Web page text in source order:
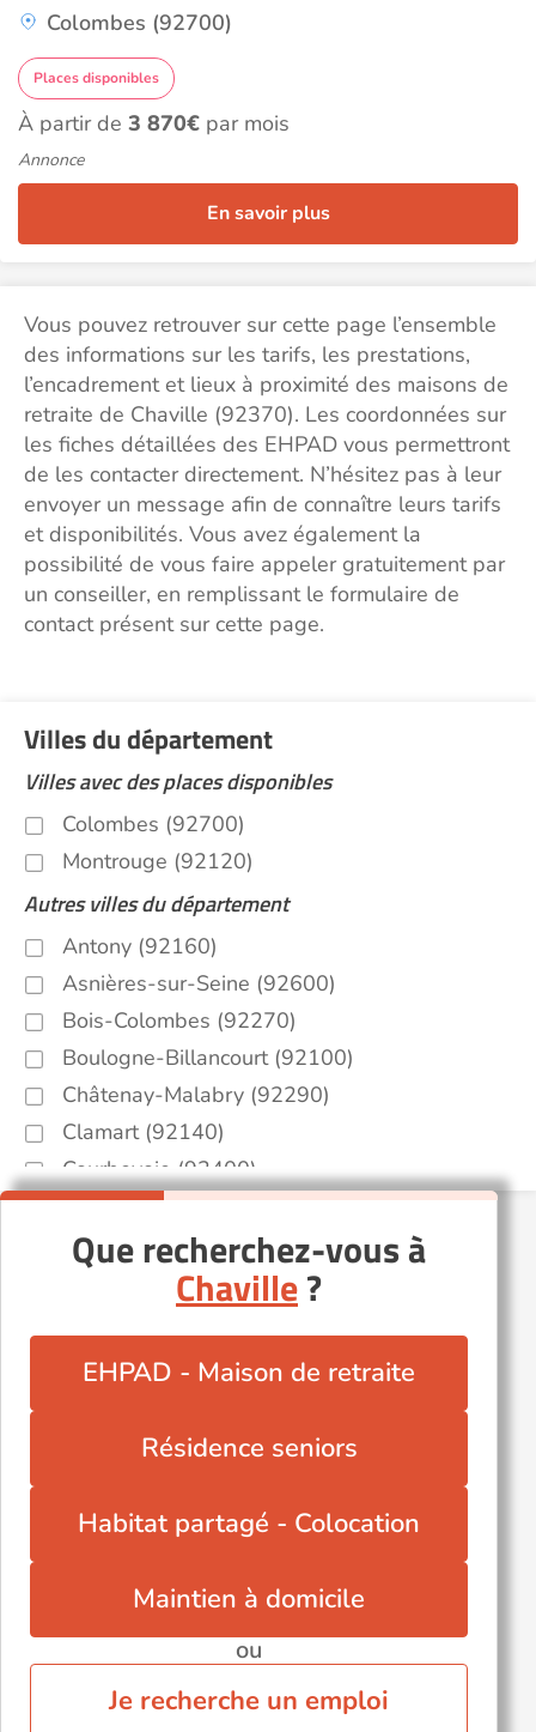
Colombes (92700)
Places disponibles
À partir de 3 870€ par mois
Annonce
En savoir plus
Vous pouvez retrouver sur cette page l’ensemble
des informations sur les tarifs, les prestations,
l’encadrement et lieux à proximité des maisons de
retraite de Chaville (92370). Les coordonnées sur
les fiches détaillées des EHPAD vous permettront
de les contacter directement. N’hésitez pas à leur
envoyer un message afin de connaître leurs tarifs
et disponibilités. Vous avez également la
possibilité de vous faire appeler gratuitement par
un conseiller, en remplissant le formulaire de
contact présent sur cette page.
Villes du département
Villes avec des places disponibles
Colombes (92700)
Montrouge (92120)
Autres villes du département
Antony (92160)
Asnières-sur-Seine (92600)
Bois-Colombes (92270)
Boulogne-Billancourt (92100)
Châtenay-Malabry (92290)
Clamart (92140)
Courbevoie (92400)
Fontenay-aux-Roses (92260)
Garches (92380)
Gennevilliers (92230)
Neuilly-sur-Seine (92200)
Rueil-Malmaison (92500)
Saint-Cloud (92210)
Sceaux (92330)
Sèvres (92310)
Que recherchez-vous à
Chaville?
EHPAD - Maison de retraite
Résidence seniors
Habitat partagé - Colocation
Maintien à domicile
ou
Je recherche un emploi